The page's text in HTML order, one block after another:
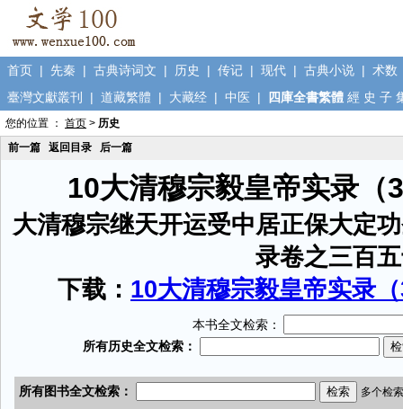
首页 | 先秦 | 古典诗词文 | 历史 | 传记 | 现代 | 古典小说 | 术数
臺灣文獻叢刊
| 道藏繁體 | 大藏经 | 中医 | 四庫全書繁體 經 史 子
您的位置 ： 首页 > 历史
前一篇
返回目录 后一篇
10大清穆宗毅皇帝实录（
大清穆宗继天开运受中居正保大定
录卷之三百
下载： 10大清穆宗毅皇帝实录
本书全文检索：